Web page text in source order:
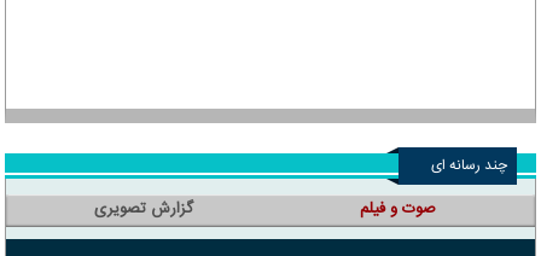
چند رسانه ای
صوت و فیلم گزارش تصویری